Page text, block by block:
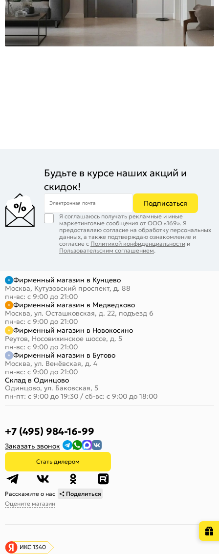
Будьте в курсе наших акций и
скидок!
Электронная почта Подписаться
Я соглашаюсь получать рекламные и иные
маркетинговые сообщения от ООО «169». Я
предоставляю согласие на обработку персональных
данных, а также подтверждаю ознакомление и
согласие с Политикой конфиденциальности и
Пользовательским соглашением.
Фирменный магазин в Кунцево
Москва, Кутузовский проспект, д. 88
пн-вс: с 9:00 до 21:00
Фирменный магазин в Медведково
Москва, ул. Осташковская, д. 22, подъезд 6
пн-вс: с 9:00 до 21:00
Фирменный магазин в Новокосино
Реутов, Носовихинское шоссе, д. 5
пн-вс: с 9:00 до 21:00
Фирменный магазин в Бутово
Москва, ул. Венёвская, д. 4
пн-вс: с 9:00 до 21:00
Склад в Одинцово
Одинцово, ул. Баковская, 5
пн-пт: с 9:00 до 19:30 / сб-вс: с 9:00 до 18:00
+7 (495) 984-16-99
Заказать звонок
Стать дилером
Расскажите о нас
Поделиться
Оцените магазин
ИКС 1340